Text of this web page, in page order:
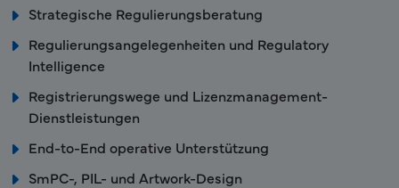
Strategische Regulierungsberatung
Regulierungsangelegenheiten und Regulatory
Intelligence
Registrierungswege und Lizenzmanagement-
Dienstleistungen
End-to-End operative Unterstützung
SmPC-, PIL- und Artwork-Design